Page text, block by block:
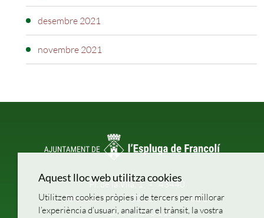
desembre 2021
novembre 2021
Pl. de la Vila, 1
43440
Telèfons: 977 87 00 05 - 977 87 02 27
Fax: 977 870 115
Aquest lloc web utilitza cookies
Utilitzem cookies pròpies i de tercers per millorar
l’experiència d’usuari, analitzar el trànsit, la vostra